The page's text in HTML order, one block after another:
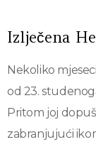
Izlječena
Nekoliko
od 23.
Pritom joj
zabranjujući